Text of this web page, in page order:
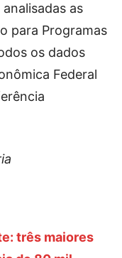
as
para Programas
os dados
Federal
três maiores